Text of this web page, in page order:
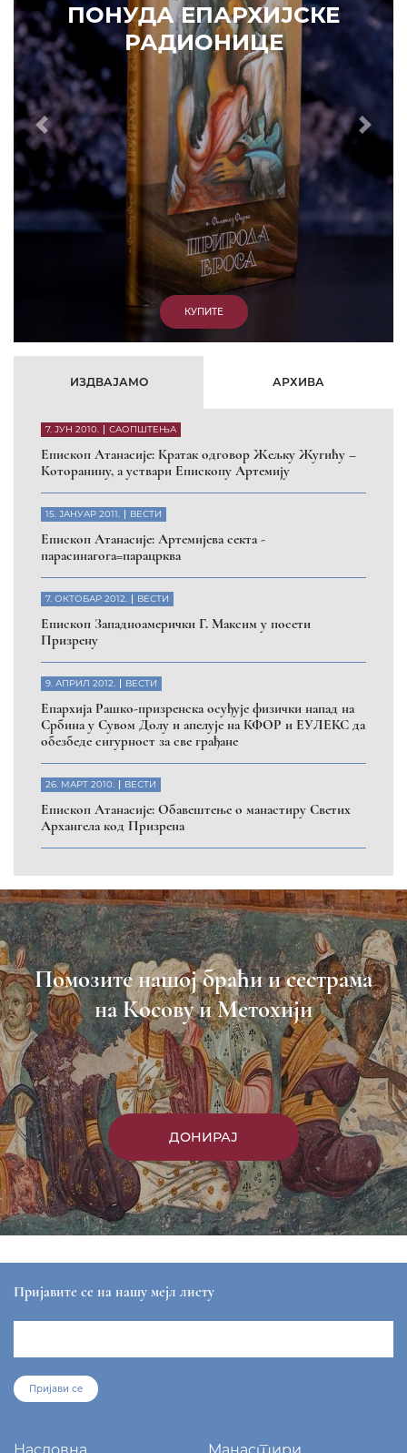
ПОНУДА ЕПАРХИЈСКЕ
РАДИОНИЦЕ
КУПИТЕ
Prethodni
ИЗДВАЈАМО АРХИВА
7. ЈУН 2010. САОПШТЕЊА
Eпископ Атанасије: Кратак одговор Жељку Жугићу –
Которанину, а уствари Епископу Артемију
15. ЈАНУАР 2011. ВЕСТИ
Eпископ Атанасије: Артемијева секта -
парасинагога=парацрква
7. ОКТОБАР 2012. ВЕСТИ
Eпископ Западноамерички Г. Максим у посети
Призрену
9. АПРИЛ 2012. ВЕСТИ
Eпархија Рашко-призренска осуђује физички напад на
Србина у Сувом Долу и апелује на КФОР и ЕУЛЕКС да
обезбеде сигурност за све грађане
26. МАРТ 2010. ВЕСТИ
Eпископ Атанасије: Обавештење о манастиру Светих
Архангела код Призрена
Помозите нашој браћи и сестрама
на Косову и Метохији
ДОНИРАЈ
Пријавите се на нашу мејл листу
Пријави се